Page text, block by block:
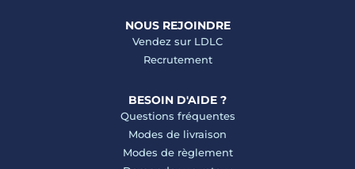
NOUS REJOINDRE
Vendez sur LDLC
Recrutement
BESOIN D'AIDE ?
Questions fréquentes
Modes de livraison
Modes de règlement